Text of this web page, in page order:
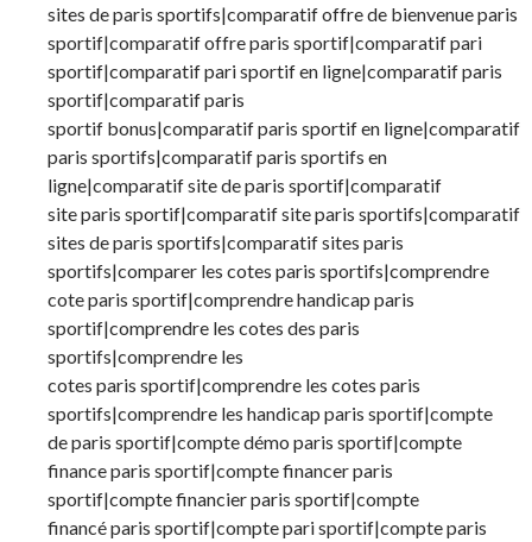
sites de paris sportifs|comparatif offre de bienvenue paris
sportif|comparatif offre paris sportif|comparatif pari
sportif|comparatif pari sportif en ligne|comparatif paris
sportif|comparatif paris
sportif bonus|comparatif paris sportif en ligne|comparatif
paris sportifs|comparatif paris sportifs en
ligne|comparatif site de paris sportif|comparatif
site paris sportif|comparatif site paris sportifs|comparatif
sites de paris sportifs|comparatif sites paris
sportifs|comparer les cotes paris sportifs|comprendre
cote paris sportif|comprendre handicap paris
sportif|comprendre les cotes des paris
sportifs|comprendre les
cotes paris sportif|comprendre les cotes paris
sportifs|comprendre les handicap paris sportif|compte
de paris sportif|compte démo paris sportif|compte
finance paris sportif|compte financer paris
sportif|compte financier paris sportif|compte
financé paris sportif|compte pari sportif|compte paris